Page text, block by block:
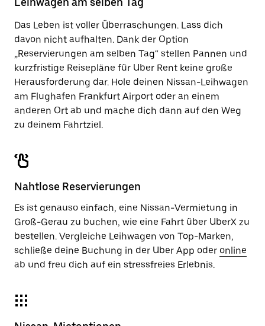
zu
Das Leben ist voller Überraschungen. Lass dich
davon nicht aufhalten. Dank der Option
„Reservierungen am selben Tag“ stellen Pannen und
kurzfristige Reisepläne für Uber Rent keine große
Herausforderung dar. Hole deinen Nissan-Leihwagen
am Flughafen Frankfurt Airport oder an einem
anderen Ort ab und mache dich dann auf den Weg
zu deinem Fahrtziel.
Nahtlose Reservierungen
Es ist genauso einfach, eine Nissan-Vermietung in
Groß-Gerau zu buchen, wie eine Fahrt über UberX zu
bestellen. Vergleiche Leihwagen von Top-Marken,
schließe deine Buchung in der Uber App oder online
ab und freu dich auf ein stressfreies Erlebnis.